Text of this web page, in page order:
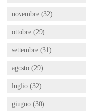
novembre (32)
ottobre (29)
settembre (31)
agosto (29)
luglio (32)
giugno (30)